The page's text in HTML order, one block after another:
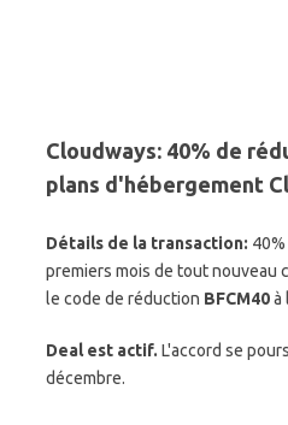
Cloudways: 40% de
plans d'hébergement
Détails de la transaction:
premiers mois de tout nouveau
le code de réduction BFCM40à
Deal est actif. L'accord se
décembre.